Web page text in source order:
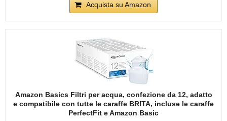
Acquista su Amazon
Amazon Basics Filtri per acqua, confezione da 12, adatto
e compatibile con tutte le caraffe BRITA, incluse le caraffe
PerfectFit e Amazon Basic